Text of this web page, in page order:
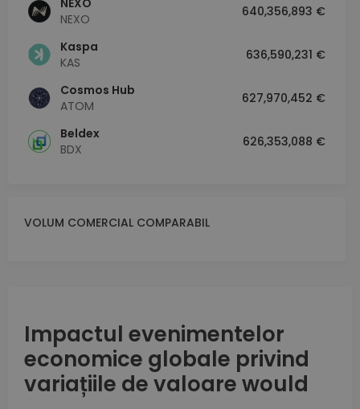
NEXO
NEXO
640,356,893 €
Kaspa
KAS
636,590,231 €
Cosmos Hub
ATOM
627,970,452 €
Beldex
BDX
626,353,088 €
VOLUM COMERCIAL COMPARABIL
Impactul evenimentelor
economice globale privind
variațiile de valoare would